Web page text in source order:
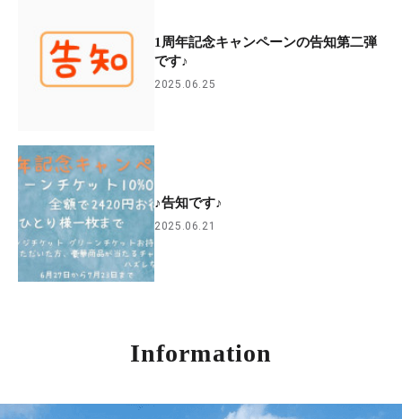
1周年記念キャンペーンの告知第二弾
です♪
2025.06.25
♪告知です♪
2025.06.21
Information